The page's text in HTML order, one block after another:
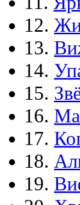
12.
13.
14.
15.
16.
17.
18.
19.